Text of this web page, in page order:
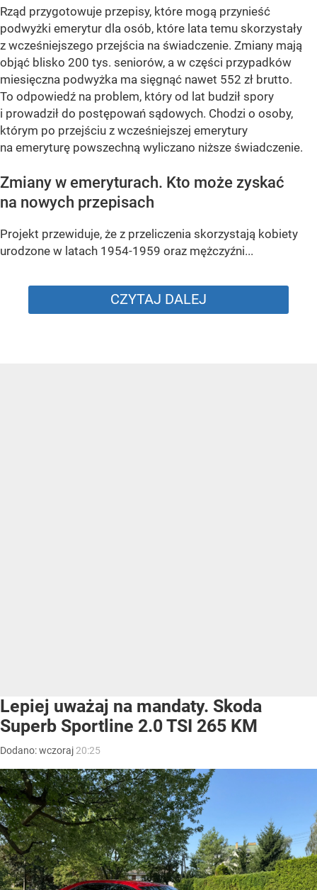
Rząd przygotowuje przepisy, które mogą przynieść
podwyżki emerytur dla osób, które lata temu skorzystały
z wcześniejszego przejścia na świadczenie. Zmiany mają
objąć blisko 200 tys. seniorów, a w części przypadków
miesięczna podwyżka ma sięgnąć nawet 552 zł brutto.
To odpowiedź na problem, który od lat budził spory
i prowadził do postępowań sądowych. Chodzi o osoby,
którym po przejściu z wcześniejszej emerytury
na emeryturę powszechną wyliczano niższe świadczenie.
Zmiany w emeryturach. Kto może zyskać
na nowych przepisach
Projekt przewiduje, że z przeliczenia skorzystają kobiety
urodzone w latach 1954-1959 oraz mężczyźni...
CZYTAJ DALEJ
Lepiej uważaj na mandaty. Skoda
Superb Sportline 2.0 TSI 265 KM
Dodano:wczoraj 20:25